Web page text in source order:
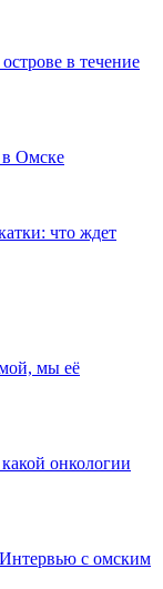
в течение
Омске
что ждет
мы её
онкологии
с омским